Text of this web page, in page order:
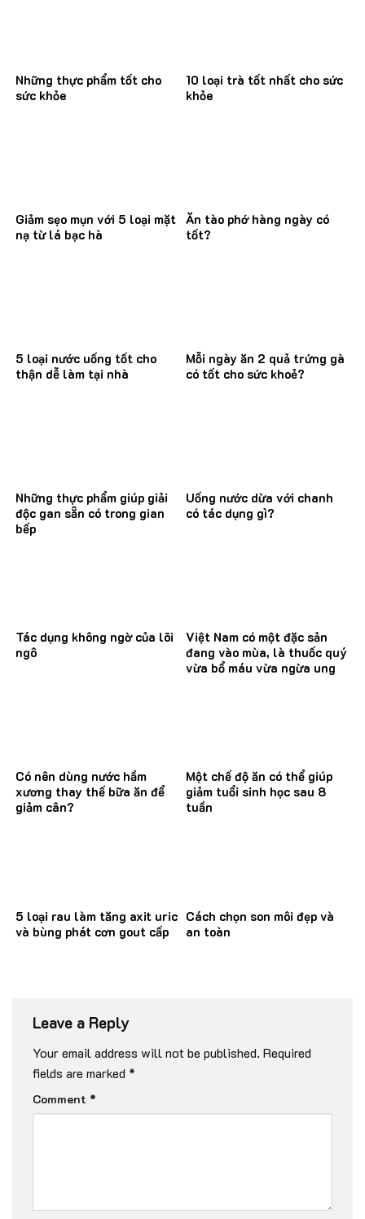
Những thực phẩm tốt cho
sức khỏe
10 loại trà tốt nhất cho sức
khỏe
Giảm sẹo mụn với 5 loại mặt
nạ từ lá bạc hà
Ăn tào phớ hàng ngày có
tốt?
5 loại nước uống tốt cho
thận dễ làm tại nhà
Mỗi ngày ăn 2 quả trứng gà
có tốt cho sức khoẻ?
Những thực phẩm giúp giải
độc gan sẵn có trong gian
bếp
Uống nước dừa với chanh
có tác dụng gì?
Tác dụng không ngờ của lõi
ngô
Việt Nam có một đặc sản
đang vào mùa, là thuốc quý
vừa bổ máu vừa ngừa ung
Có nên dùng nước hầm
xương thay thế bữa ăn để
giảm cân?
Một chế độ ăn có thể giúp
giảm tuổi sinh học sau 8
tuần
5 loại rau làm tăng axit uric
và bùng phát cơn gout cấp
Cách chọn son môi đẹp và
an toàn
Leave a Reply
Your email address will not be published. Required
fields are marked *
Comment *